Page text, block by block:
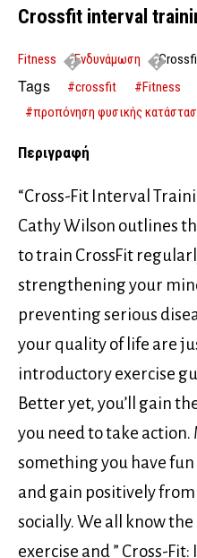
Crossfit interval
Fitness Ενδυνάμωση
Tags #crossfit #Fitness
#προπόνηση φυσικής
Περιγραφή
“Cross-Fit Interval
Cathy Wilson outlines
to train CrossFit
strengthening your
preventing serious
your quality of life are
introductory exercise
Better yet, you’ll gain
you need to take
something you have
and gain positively
socially. We all know
exercise and ” Cross-